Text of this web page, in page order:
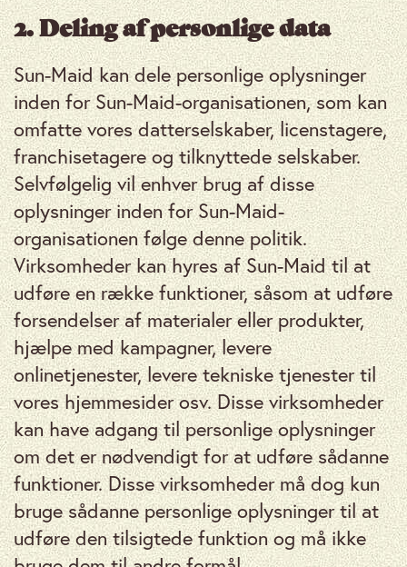
2. Deling af personlige data
Sun-Maid kan dele personlige oplysninger
inden for Sun-Maid-organisationen, som kan
omfatte vores datterselskaber, licenstagere,
franchisetagere og tilknyttede selskaber.
Selvfølgelig vil enhver brug af disse
oplysninger inden for Sun-Maid-
organisationen følge denne politik.
Virksomheder kan hyres af Sun-Maid til at
udføre en række funktioner, såsom at udføre
forsendelser af materialer eller produkter,
hjælpe med kampagner, levere
onlinetjenester, levere tekniske tjenester til
vores hjemmesider osv. Disse virksomheder
kan have adgang til personlige oplysninger
om det er nødvendigt for at udføre sådanne
funktioner. Disse virksomheder må dog kun
bruge sådanne personlige oplysninger til at
udføre den tilsigtede funktion og må ikke